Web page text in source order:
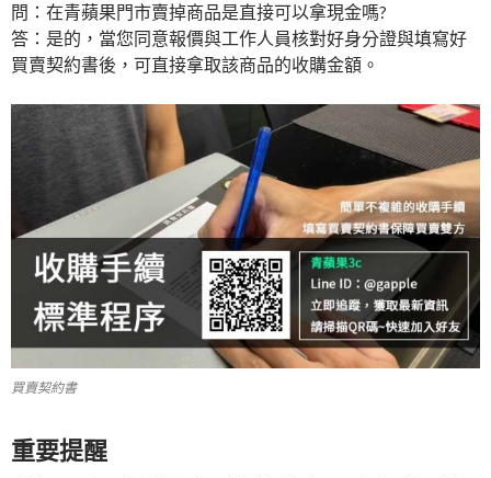
問：在青蘋果門市賣掉商品是直接可以拿現金嗎?
答：是的，當您同意報價與工作人員核對好身分證與填寫好
買賣契約書後，可直接拿取該商品的收購金額。
買賣契約書
重要提醒